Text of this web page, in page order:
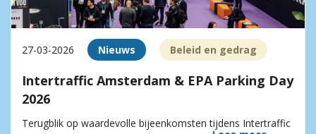
27-03-2026 Nieuws Beleid en gedrag
Intertraffic Amsterdam & EPA Parking Day
2026
Terugblik op waardevolle bijeenkomsten tijdens Intertraffic